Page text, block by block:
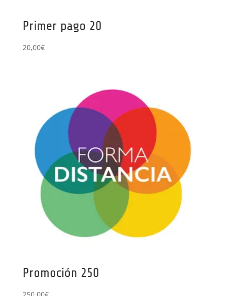
Primer pago 20
20,00€
Promoción 250